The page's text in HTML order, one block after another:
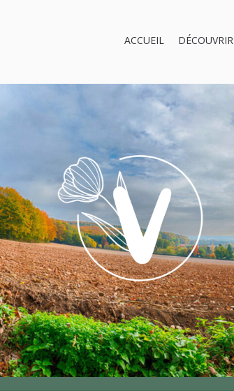
ACCUEIL DÉCOUVRIR